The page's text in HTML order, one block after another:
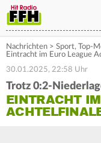
Nachrichten > Sport, Top-
Eintracht im Euro League
30.01.2025, 22:58 Uhr
Trotz 0:2-
EINTRACHT